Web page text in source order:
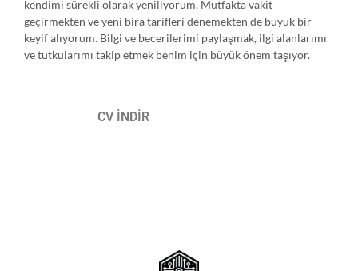
kendimi sürekli olarak yeniliyorum. Mutfakta vakit
geçirmekten ve yeni bira tarifleri denemekten de büyük bir
keyif alıyorum. Bilgi ve becerilerimi paylaşmak, ilgi alanlarımı
ve tutkularımı takip etmek benim için büyük önem taşıyor.
CV İNDİR